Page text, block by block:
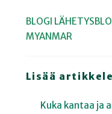
BLOGI
MYANMAR
Lisää
Kuka kantaa ja